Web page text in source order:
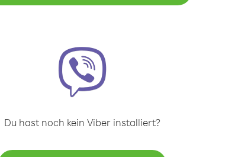
Du hast noch kein Viber installiert?